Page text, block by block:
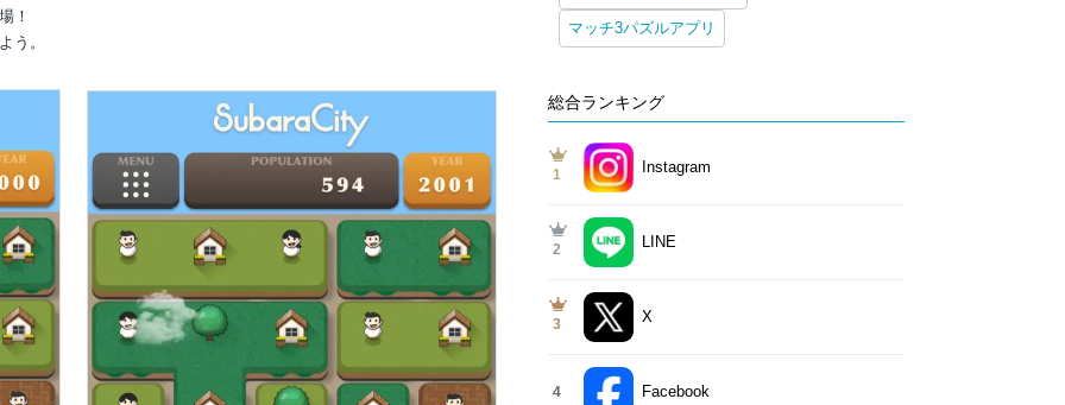
！
う。
マッチ3パズルアプリ
総合ランキング
1 Instagram
2 LINE
3 X
4 Facebook